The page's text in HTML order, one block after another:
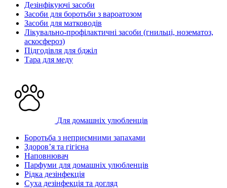
Дезінфікуючі засоби
Засоби для боротьби з вароатозом
Засоби для матководів
Лікувально-профілактичні засоби (гнильці, нозематоз,
аскосфероз)
Підгодівля для бджіл
Тара для меду
Для домашніх улюбленців
Боротьба з неприємними запахами
Здоров’я та гігієна
Наповнювач
Парфуми для домашніх улюбленців
Рідка дезінфекція
Суха дезінфекція та догляд